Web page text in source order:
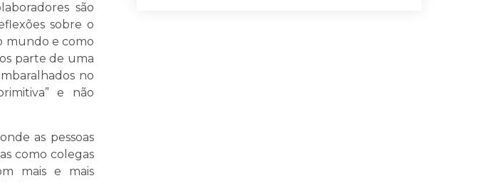
são
sobre o
mundo e como
parte de uma
no
e não
as pessoas
como colegas
mais e mais